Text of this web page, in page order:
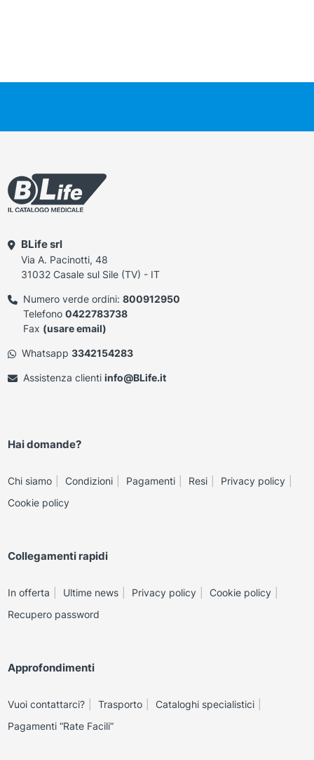
BLife srl
Via A. Pacinotti, 48
31032 Casale sul Sile (TV) - IT
Numero verde ordini: 800912950
Telefono 0422783738
Fax (usare email)
Whatsapp 3342154283
Assistenza clienti info@BLife.it
Hai domande?
Chi siamo Condizioni Pagamenti Resi
Privacy policy
Cookie policy
Collegamenti rapidi
In offerta Ultime news Privacy policy
Cookie policy
Recupero password
Approfondimenti
Vuoi contattarci? Trasporto
Cataloghi specialistici
Pagamenti “Rate Facili”